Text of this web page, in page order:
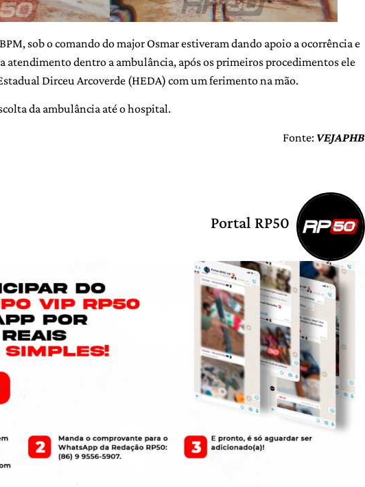
sob o comando do major Osmar estiveram dando apoio a ocorrência e
atendimento dentro a ambulância, após os primeiros procedimentos ele
Dirceu Arcoverde (HEDA) com um ferimento na mão.
da ambulância até o hospital.
Fonte: VEJAPHB
Portal RP50